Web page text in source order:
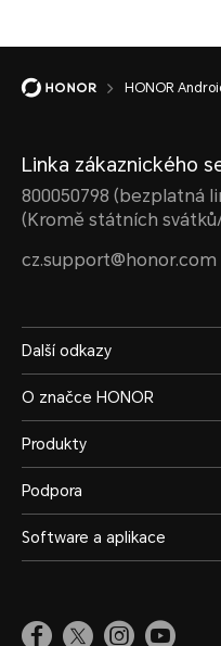
HONOR
Linka zákaznického
800050798 (bezplatná
(Kromě státních
cz.support@honor.com
Další odkazy
O značce HONOR
Produkty
Podpora
Software a aplikace